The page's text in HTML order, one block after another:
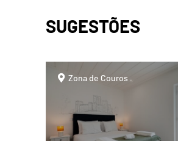
SUGESTÕES
pageZona de Couros